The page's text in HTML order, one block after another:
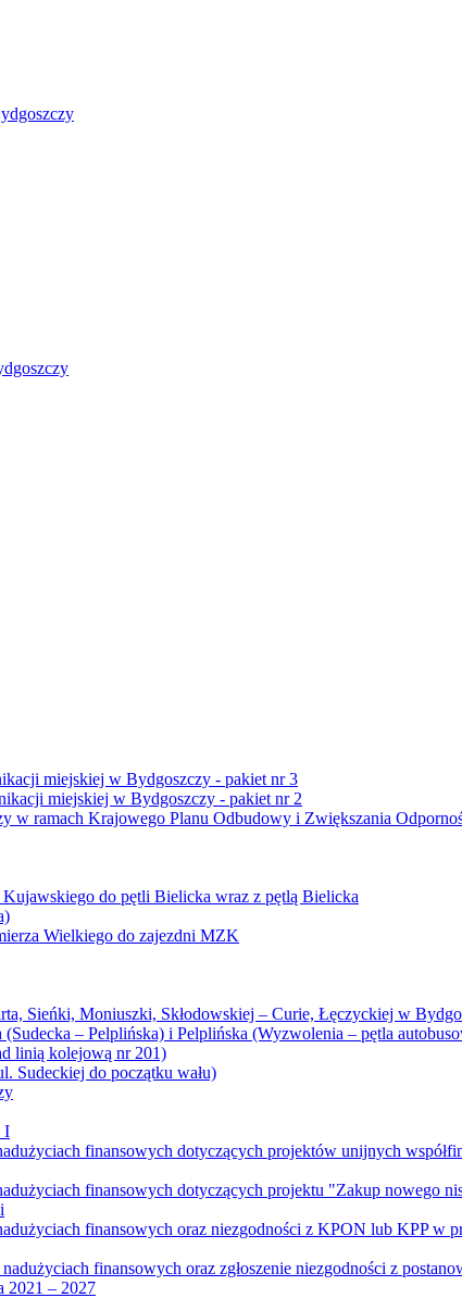
miejskiej w Bydgoszczy - pakiet nr 3
miejskiej w Bydgoszczy - pakiet nr 2
w ramach Krajowego Planu Odbudowy i Zwiększania
do pętli Bielicka wraz z pętlą Bielicka
Wielkiego do zajezdni MZK
Sieńki, Moniuszki, Skłodowskiej – Curie, Łęczyckiej w
– Pelplińska) i Pelplińska (Wyzwolenia – pętla
linią kolejową nr 201)
Sudeckiej do początku wału)
I
finansowych dotyczących projektów unijnych
finansowych dotyczących projektu "Zakup nowego
finansowych oraz niezgodności z KPON lub KPP w
finansowych oraz zgłoszenie niezgodności z
2021 – 2027